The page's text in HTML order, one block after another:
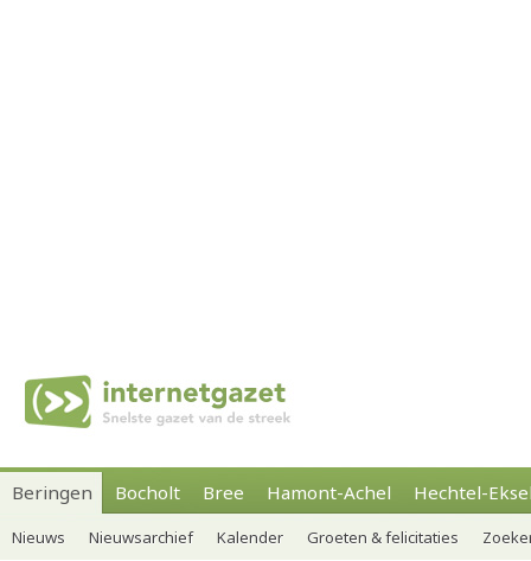
Beringen Bocholt Bree Hamont-Achel Hechtel-
Nieuws Nieuwsarchief Kalender Groeten & felicitaties